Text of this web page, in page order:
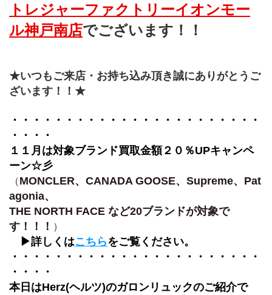
トレジャーファクトリーイオンモー
ル神戸南店でございます！！
★いつもご来店・お持ち込み頂き誠にありがとうご
ざいます！！★
・・・・・・・・・・・・・・・・・・・・・・・
・・・・
１１月は対象ブランド買取金額２０％UPキャンペ
ーン☆彡
（MONCLER、CANADA GOOSE、Supreme、Pat
agonia、
THE NORTH FACE など20ブランドが対象で
す！！！ ）
▶詳しくはこちらをご覧ください。
・・・・・・・・・・・・・・・・・・・・・・・
・・・・
本日はHerz(ヘルツ)のガロンリュックのご紹介で